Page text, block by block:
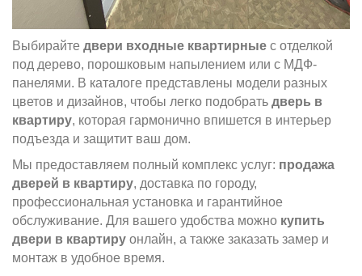
Выбирайте двери входные квартирные с отделкой
под дерево, порошковым напылением или с МДФ-
панелями. В каталоге представлены модели разных
цветов и дизайнов, чтобы легко подобрать дверь в
квартиру, которая гармонично впишется в интерьер
подъезда и защитит ваш дом.
Мы предоставляем полный комплекс услуг: продажа
дверей в квартиру, доставка по городу,
профессиональная установка и гарантийное
обслуживание. Для вашего удобства можно купить
двери в квартиру онлайн, а также заказать замер и
монтаж в удобное время.